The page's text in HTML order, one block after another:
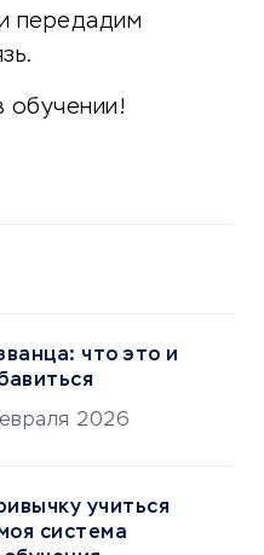
передадим
обучении!
что это и
2026
учиться
система